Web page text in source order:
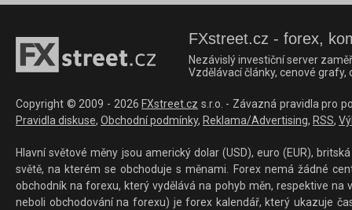
FXstreet.cz - forex,
Nezávislý investiční server
Vzdělávací články, cenové
Copyright © 2009 - 2026 FXstreet.cz s.r.o. - Závazná pravidla pro
Pravidla diskuse, Obchodní podmínky, Reklama/Advertising, RSS,
Hlavní světové měny jsou americký dolar (USD), euro (EUR),
světě, na kterém se obchoduje s měnami. Forex nemá žádné
obchodník na forexu, který vydělává na pohyb měn, respektive
neboli obchodování na forexu) je forex kalendář, který ukazuje